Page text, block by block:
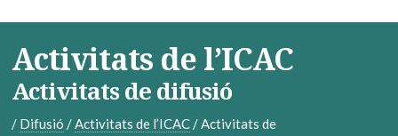
Activitats de l’ICAC
Activitats de difusió
/ Difusió /Activitats de l’ICAC/Activitats de